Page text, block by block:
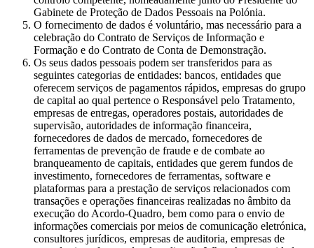
Gabinete de Proteção de Dados Pessoais na Polónia.
O fornecimento de dados é voluntário, mas necessário para a
celebração do Contrato de Serviços de Informação e
Formação e do Contrato de Conta de Demonstração.
Os seus dados pessoais podem ser transferidos para as
seguintes categorias de entidades: bancos, entidades que
oferecem serviços de pagamentos rápidos, empresas do grupo
de capital ao qual pertence o Responsável pelo Tratamento,
empresas de entregas, operadores postais, autoridades de
supervisão, autoridades de informação financeira,
fornecedores de dados de mercado, fornecedores de
ferramentas de prevenção de fraude e de combate ao
branqueamento de capitais, entidades que gerem fundos de
investimento, fornecedores de ferramentas, software e
plataformas para a prestação de serviços relacionados com
transações e operações financeiras realizadas no âmbito da
execução do Acordo-Quadro, bem como para o envio de
informações comerciais por meios de comunicação eletrónica,
consultores jurídicos, empresas de auditoria, empresas de